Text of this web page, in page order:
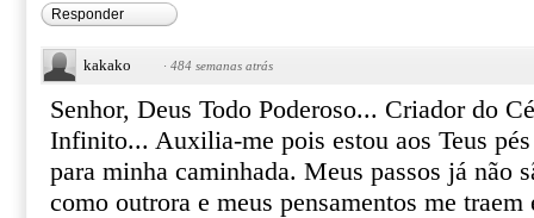
Responder
kakako · 484 semanas atrás
Senhor, Deus Todo Poderoso... Criador do
Infinito... Auxilia-me pois estou aos Teus
para minha caminhada. Meus passos já não
como outrora e meus pensamentos me